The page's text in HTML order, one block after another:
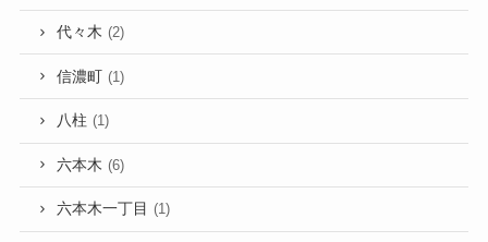
代々木 (2)
信濃町 (1)
八柱 (1)
六本木 (6)
六本木一丁目 (1)